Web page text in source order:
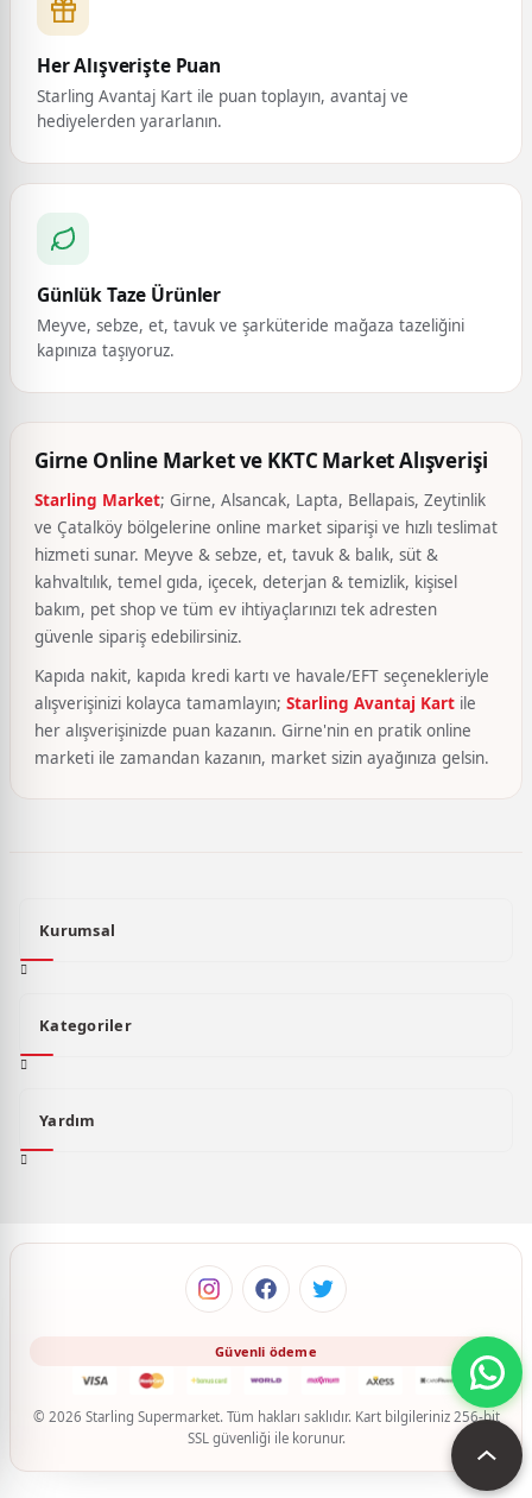
Her Alışverişte Puan
Starling Avantaj Kart ile puan toplayın, avantaj ve
hediyelerden yararlanın.
Günlük Taze Ürünler
Meyve, sebze, et, tavuk ve şarküteride mağaza tazeliğini
kapınıza taşıyoruz.
Girne Online Market ve KKTC Market Alışverişi
Starling Market; Girne, Alsancak, Lapta, Bellapais, Zeytinlik
ve Çatalköy bölgelerine online market siparişi ve hızlı teslimat
hizmeti sunar. Meyve & sebze, et, tavuk & balık, süt &
kahvaltılık, temel gıda, içecek, deterjan & temizlik, kişisel
bakım, pet shop ve tüm ev ihtiyaçlarınızı tek adresten
güvenle sipariş edebilirsiniz.
Kapıda nakit, kapıda kredi kartı ve havale/EFT seçenekleriyle
alışverişinizi kolayca tamamlayın; Starling Avantaj Kart ile
her alışverişinizde puan kazanın. Girne'nin en pratik online
marketi ile zamandan kazanın, market sizin ayağınıza gelsin.
Kurumsal
Kategoriler
Yardım
© 2026 Starling Supermarket. Tüm hakları saklıdır. Kart bilgileriniz 256-bit
SSL güvenliği ile korunur.